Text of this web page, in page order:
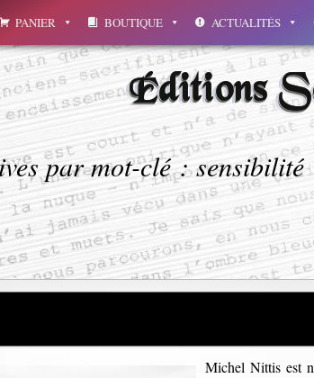
PANIER BOUTIQUE ACTUALITÉS
Éditions
par mot-clé : sensibilité
Michel Nittis est